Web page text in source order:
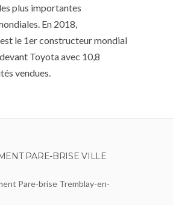
plus importantes
En 2018,
le 1er constructeur mondial
Toyota avec 10,8
vendues.
PARE-BRISE VILLE
Pare-brise Tremblay-en-